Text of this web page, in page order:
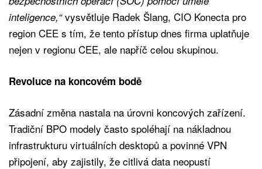
inteligence,“vysvětluje Radek Šlang, CIO Konecta pro
region CEE s tím, že tento přístup dnes firma uplatňuje
nejen v regionu CEE, ale napříč celou skupinou.
Revoluce na koncovém bodě
Zásadní změna nastala na úrovni koncových zařízení.
Tradiční BPO modely často spoléhají na nákladnou
infrastrukturu virtuálních desktopů a povinné VPN
připojení, aby zajistily, že citlivá data neopustí